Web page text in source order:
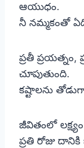
ఆయుధం.
నీ నమ్మకంతో
ప్రతీ ప్రయత్నం,
చూపుతుంది.
కష్టాలను
జీవితంలో లక్ష్యం
ప్రతి రోజు